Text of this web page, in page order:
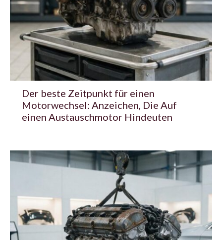
Der beste Zeitpunkt für einen
Motorwechsel: Anzeichen, Die Auf
einen Austauschmotor Hindeuten